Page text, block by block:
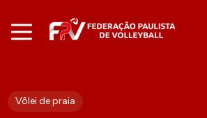
Vôlei de praia